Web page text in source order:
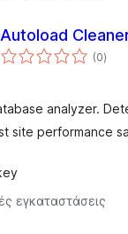
Autoload
(0)
analyzer.
site performance
εγκαταστάσεις